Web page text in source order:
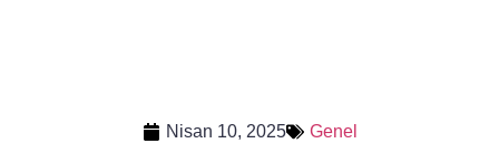
Nisan 10, 2025 Genel